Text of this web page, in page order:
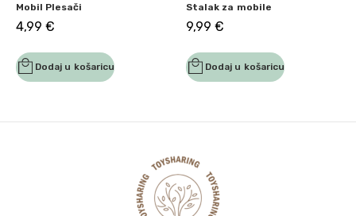
Mobil Plesači
4,99€
Dodaj u košaricu
Stalak za mobile
9,99€
Dodaj u košaricu